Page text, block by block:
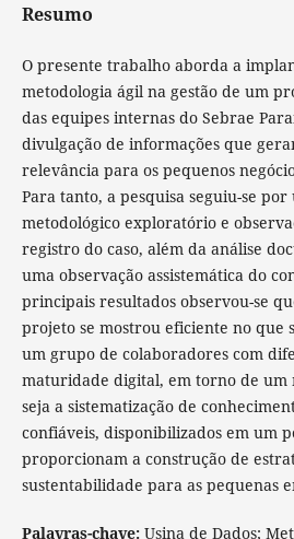
Resumo
O presente trabalho aborda a
metodologia ágil na gestão de um
das equipes internas do Sebrae
divulgação de informações que
relevância para os pequenos
Para tanto, a pesquisa seguiu-se
metodológico exploratório e
registro do caso, além da análise
uma observação assistemática do
principais resultados observou-se
projeto se mostrou eficiente no que
um grupo de colaboradores com
maturidade digital, em torno de um
seja a sistematização de
confiáveis, disponibilizados em um
proporcionam a construção de
sustentabilidade para as pequenas
Palavras-chave:Usina de Dados;